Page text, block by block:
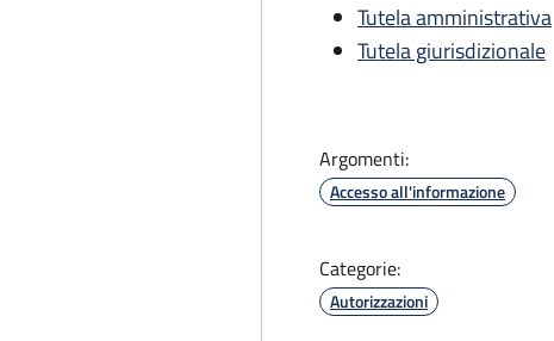
Tutela amministrativa
Tutela giurisdizionale
Argomenti:
Accesso all'informazione
Categorie:
Autorizzazioni